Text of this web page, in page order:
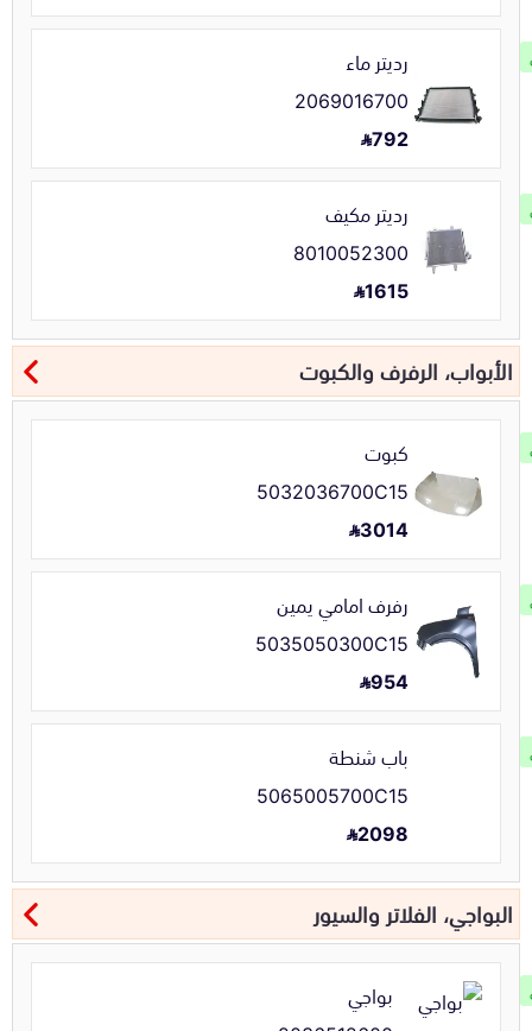
رديتر ماء
2069016700
792
رديتر مكيف
8010052300
1615
الأبواب، الرفرف والكبوت
كبوت
5032036700C15
3014
رفرف امامي يمين
5035050300C15
954
باب شنطة
5065005700C15
2098
البواجي، الفلاتر والسيور
بواجي